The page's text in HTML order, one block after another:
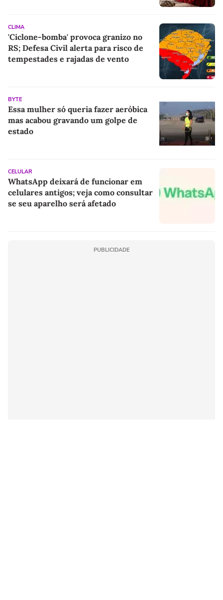
CLIMA
'Ciclone-bomba' provoca granizo no
RS; Defesa Civil alerta para risco de
tempestades e rajadas de vento
BYTE
Essa mulher só queria fazer aeróbica
mas acabou gravando um golpe de
estado
CELULAR
WhatsApp deixará de funcionar em
celulares antigos; veja como consultar
se seu aparelho será afetado
PUBLICIDADE